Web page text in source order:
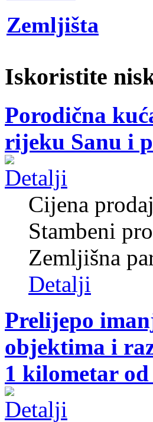
Zemljišta
Iskoristite
Porodična
rijeku Sanu i
Cijena
Stambeni
Zemljišna
Detalji
Prelijepo
objektima i
1 kilometar